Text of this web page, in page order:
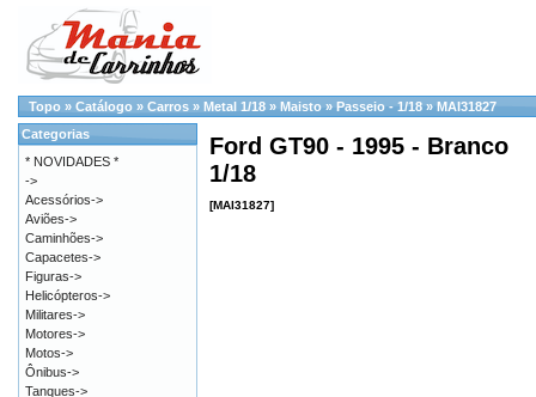
Topo » Catálogo » Carros » Metal 1/18 » Maisto » Passeio - 1/18 » MAI31827
Ford GT90 - 1995 - Branco
1/18
[MAI31827]
Categorias
* NOVIDADES *
->
Acessórios->
Aviões->
Caminhões->
Capacetes->
Figuras->
Helicópteros->
Militares->
Motores->
Motos->
Ônibus->
Tanques->